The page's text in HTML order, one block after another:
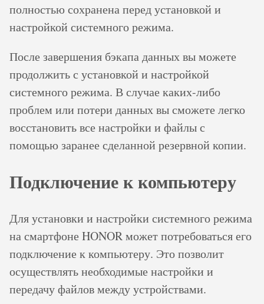
полностью сохранена перед установкой и
настройкой системного режима.
После завершения бэкапа данных вы можете
продолжить с установкой и настройкой
системного режима. В случае каких-либо
проблем или потери данных вы сможете легко
восстановить все настройки и файлы с
помощью заранее сделанной резервной копии.
Подключение к компьютеру
Для установки и настройки системного режима
на смартфоне HONOR может потребоваться его
подключение к компьютеру. Это позволит
осуществлять необходимые настройки и
передачу файлов между устройствами.